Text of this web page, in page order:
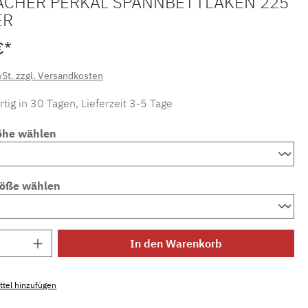
zzgl. Versandkosten
in 30 Tagen, Lieferzeit 3-5 Tage
wählen
wählen
Anzahl: Gib den gewünschten Wert ein
In den Warenkorb
hinzufügen